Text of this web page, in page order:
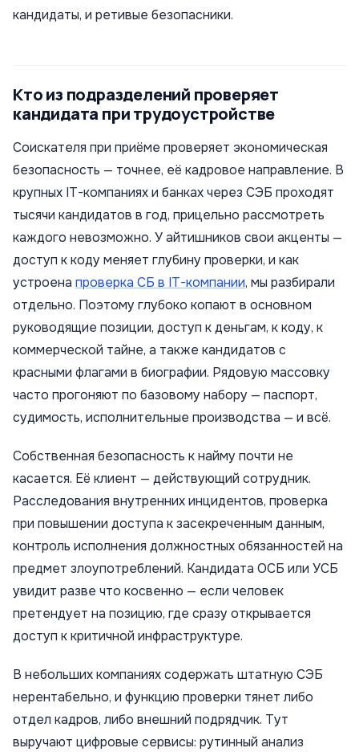
кандидаты, и ретивые безопасники.
Кто из подразделений проверяет
кандидата при трудоустройстве
Соискателя при приёме проверяет экономическая
безопасность — точнее, её кадровое направление. В
крупных IT-компаниях и банках через СЭБ проходят
тысячи кандидатов в год, прицельно рассмотреть
каждого невозможно. У айтишников свои акценты —
доступ к коду меняет глубину проверки, и как
устроена проверка СБ в IT-компании, мы разбирали
отдельно. Поэтому глубоко копают в основном
руководящие позиции, доступ к деньгам, к коду, к
коммерческой тайне, а также кандидатов с
красными флагами в биографии. Рядовую массовку
часто прогоняют по базовому набору — паспорт,
судимость, исполнительные производства — и всё.
Собственная безопасность к найму почти не
касается. Её клиент — действующий сотрудник.
Расследования внутренних инцидентов, проверка
при повышении доступа к засекреченным данным,
контроль исполнения должностных обязанностей на
предмет злоупотреблений. Кандидата ОСБ или УСБ
увидит разве что косвенно — если человек
претендует на позицию, где сразу открывается
доступ к критичной инфраструктуре.
В небольших компаниях содержать штатную СЭБ
нерентабельно, и функцию проверки тянет либо
отдел кадров, либо внешний подрядчик. Тут
выручают цифровые сервисы: рутинный анализ